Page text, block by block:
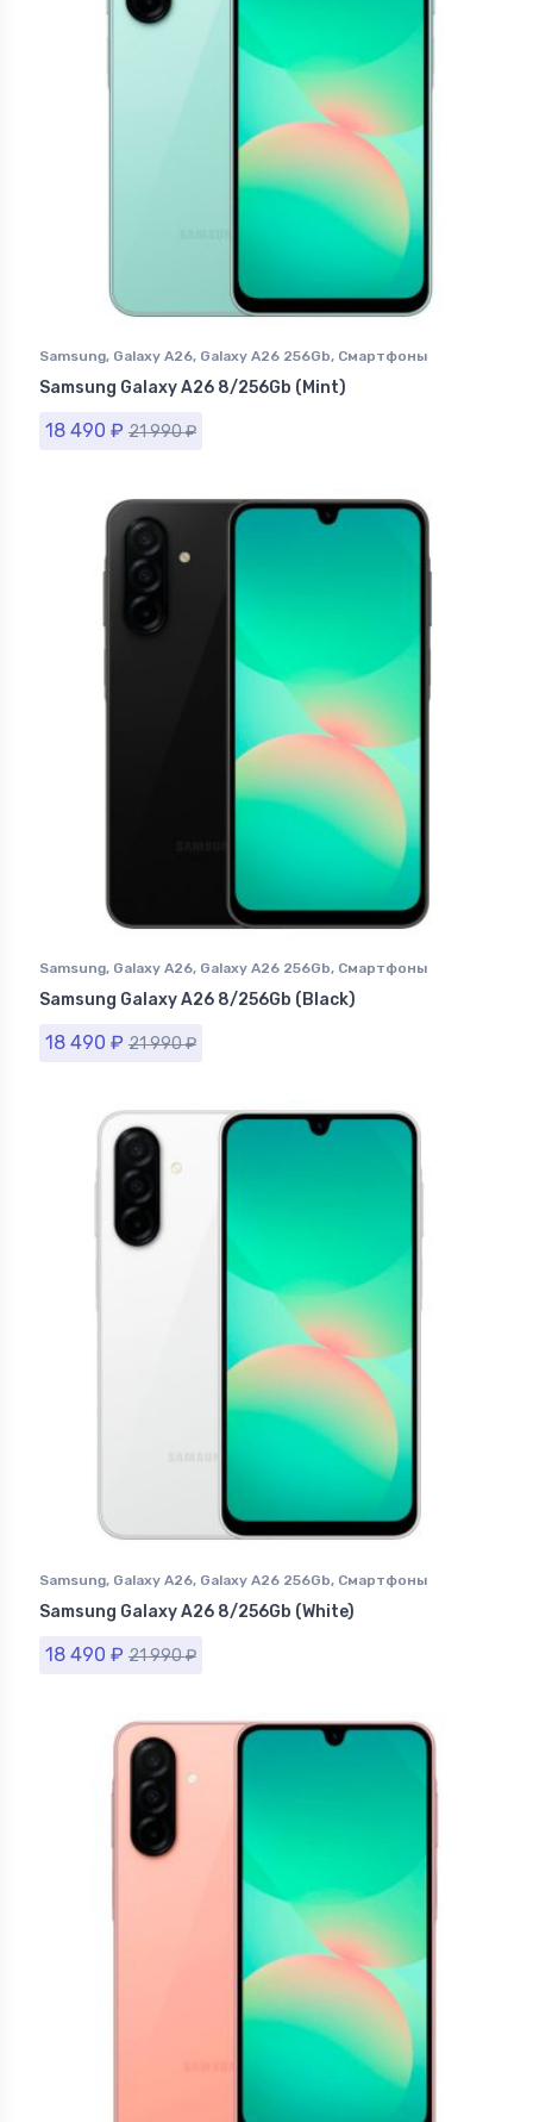
Samsung, Galaxy A26, Galaxy A26 256Gb, Смартфоны
Samsung в Ставрополе
Samsung Galaxy A26 8/256Gb (Mint)
18 490 ₽ 21 990₽
Samsung, Galaxy A26, Galaxy A26 256Gb, Смартфоны
Samsung в Ставрополе
Samsung Galaxy A26 8/256Gb (Black)
18 490 ₽ 21 990₽
Samsung, Galaxy A26, Galaxy A26 256Gb, Смартфоны
Samsung в Ставрополе
Samsung Galaxy A26 8/256Gb (White)
18 490 ₽ 21 990₽